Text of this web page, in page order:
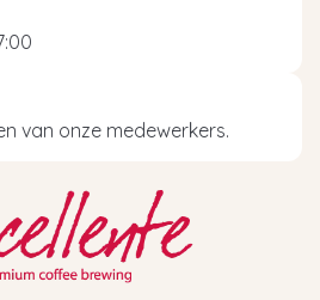
van onze medewerkers.